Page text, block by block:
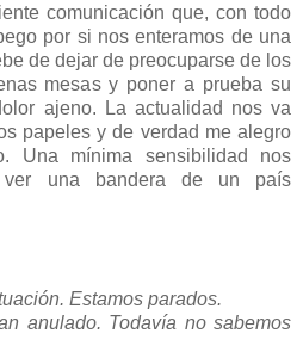
comunicación que, con todo
por si nos enteramos de una
de dejar de preocuparse de los
mesas y poner a prueba su
ajeno. La actualidad nos va
papeles y de verdad me alegro
Una mínima sensibilidad nos
ver una bandera de un país
Estamos parados.
anulado. Todavía no sabemos